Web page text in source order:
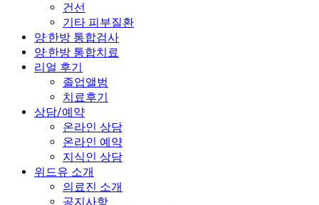
건선
기타 피부질환
양·한방 통합검사
양·한방 통합치료
리얼 후기
졸업앨범
치료후기
상담/예약
온라인 상담
온라인 예약
지식인 상담
위드유 소개
의료진 소개
공지사항